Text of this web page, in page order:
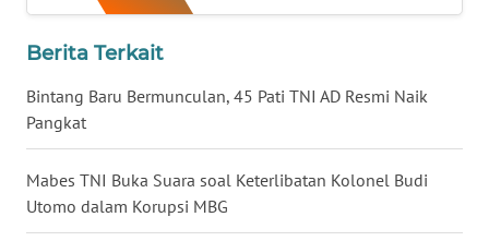
Berita Terkait
Bintang Baru Bermunculan, 45 Pati TNI AD Resmi Naik
Pangkat
Mabes TNI Buka Suara soal Keterlibatan Kolonel Budi
Utomo dalam Korupsi MBG
WN
GORONTALO
SULUT